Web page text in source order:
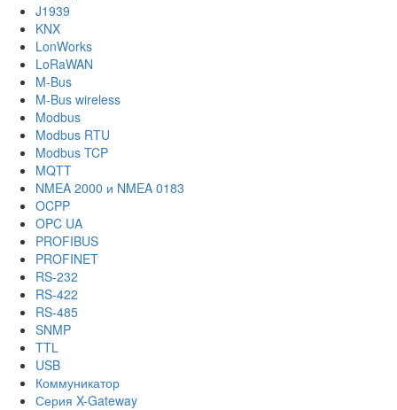
J1939
KNX
LonWorks
LoRaWAN
M-Bus
M-Bus wireless
Modbus
Modbus RTU
Modbus TCP
MQTT
NMEA 2000 и NMEA 0183
OCPP
OPC UA
PROFIBUS
PROFINET
RS-232
RS-422
RS-485
SNMP
TTL
USB
Коммуникатор
Серия X-Gateway